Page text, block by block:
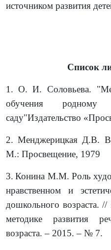
источником развития
Список
1. О. И. Соловьева.
обучения
саду"Издательство
2. Менджерицкая Д.В.
М.: Просвещение, 1979
3. Конина М.М. Роль
нравственном и
дошкольного возраста.
методике развития
возраста. – 2015. – № 7.